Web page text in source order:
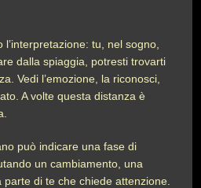
tu, nel sogno,
dalla spiaggia, potresti trovarti
Vedi l’emozione, la riconosci,
A volte questa distanza è
può indicare una fase di
un cambiamento, una
di te che chiede attenzione.